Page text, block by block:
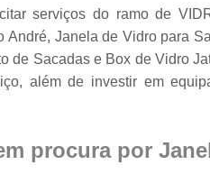
serviços do ramo de
Janela de Vidro para
de Sacadas e Box de Vidro
além de investir em
procura por